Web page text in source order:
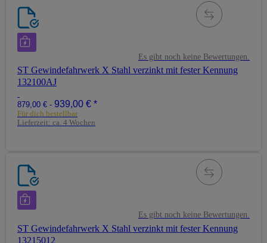
Es gibt noch keine Bewertungen.
ST Gewindefahrwerk X Stahl verzinkt mit fester Kennung
132100AJ
879,00 € - 939,00 € *
Für dich bestellbar
Lieferzeit: ca. 4 Wochen
Es gibt noch keine Bewertungen.
ST Gewindefahrwerk X Stahl verzinkt mit fester Kennung
13215012